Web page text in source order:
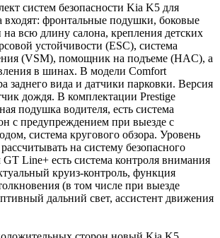
систем безопасности Kia K5 для
входят: фронтальные подушки, боковые
всю длину салона, крепления детских
устойчивости (ESC), система
(VSM), помощник на подъеме (HAC), а
в шинах. В модели Comfort
заднего вида и датчики парковки. Версия
дождя. В комплектации Prestige
подушка водителя, есть система
с предупреждением при выезде с
система кругового обзора. Уровень
на систему безопасного
Line+ есть система контроля внимания
круиз-контроль, функция
(в том числе при выезде
дальний свет, ассистент движения